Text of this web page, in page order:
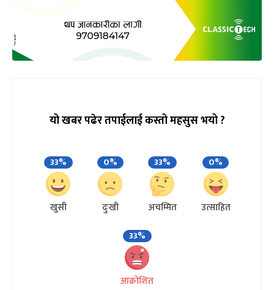
यो खबर पढेर तपाईलाई कस्तो महसुस भयो ?
33%
खुसी
0%
दुःखी
33%
अचम्मित
0%
उत्साहित
33%
आक्रोशित